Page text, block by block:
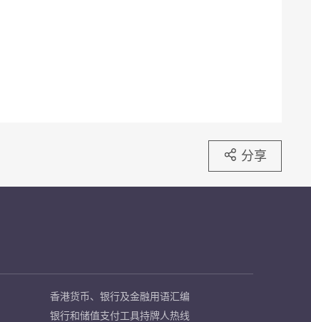
分享
香港货币、银行及金融用语汇编
银行和储值支付工具持牌人热线